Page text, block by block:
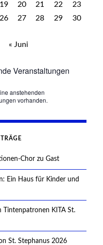
19 20 21 22
23
26 27 28 29
30
« Juni
Veranstaltungen
anstehenden
vorhanden.
Chor zu Gast
Ein Haus für Kinder und
Tintenpatronen KITA St.
St. Stephanus 2026